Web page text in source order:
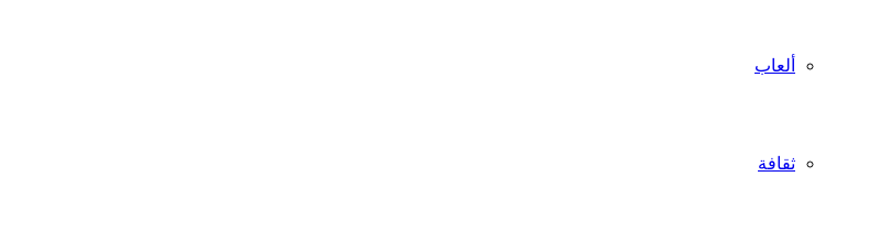
ألعاب
ثقافة